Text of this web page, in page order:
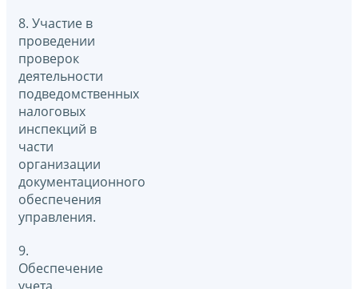
8. Участие в
проведении
проверок
деятельности
подведомственных
налоговых
инспекций в
части
организации
документационного
обеспечения
управления.
9.
Обеспечение